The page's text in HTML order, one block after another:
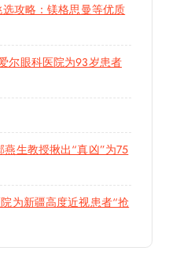
攻略：镁格思曼等优质
尔眼科医院为93岁患者
生教授揪出“真凶”为75
为新疆高度近视患者“抢